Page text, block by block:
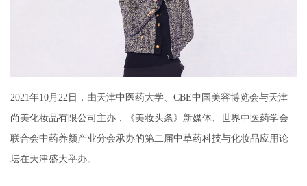
2021年10月22日，由天津中医药大学、CBE中国美容博览会与天津
尚美化妆品有限公司主办，《美妆头条》新媒体、世界中医药学会
联合会中药养颜产业分会承办的第二届中草药科技与化妆品应用论
坛在天津盛大举办。